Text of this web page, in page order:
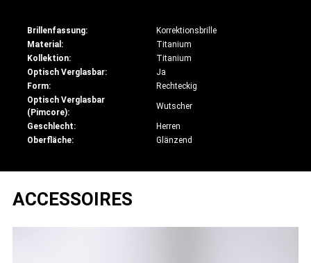
Brillenfassung:
Korrektionsbrille
Material:
Titanium
Kollektion:
Titanium
Optisch Verglasbar:
Ja
Form:
Rechteckig
Optisch Verglasbar
(Pimcore):
Wutscher
Geschlecht:
Herren
Oberfläche:
Glänzend
ACCESSOIRES